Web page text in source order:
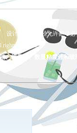
设计制作，未经允许翻录
reserved.
、培养箱、数显粘度计和